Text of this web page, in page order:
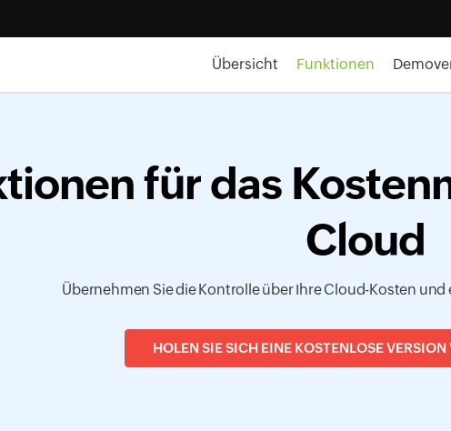
Übersicht Funktionen
für das
Cloud
Übernehmen Sie die Kontrolle über Ihre Cloud-Kosten
HOLEN SIE SICH EINE KOSTENLOSE